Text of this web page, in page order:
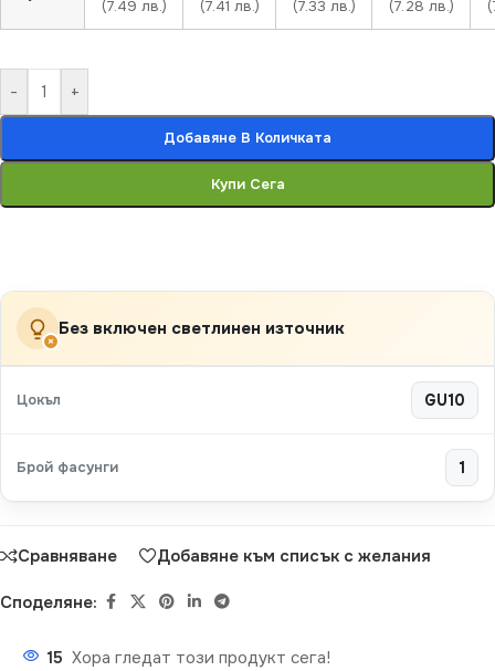
(7.49 лв.) (7.41 лв.) (7.33 лв.) (7.28 лв.)
- +
Добавяне В Количката
Купи Сега
×
Без включен светлинен източник
Цокъл GU10
Брой фасунги 1
Сравняване Добавяне към списък с желания
Споделяне:
15 Хора гледат този продукт сега!